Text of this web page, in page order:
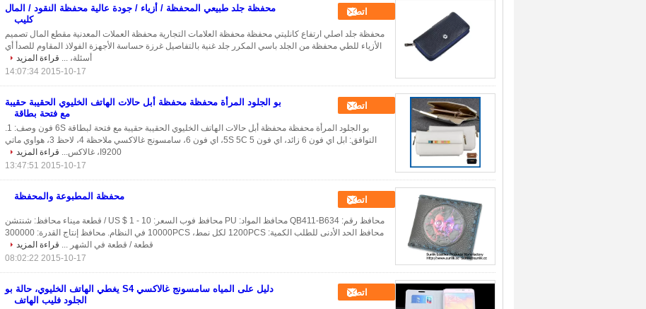
محفظة جلد طبيعي المحفظة / أزياء / جودة عالية محفظة النقود / المال
كليب
اتصل
محفظة جلد اصلي ارتفاع كانليتي محفظة محفظة العلامات التجارية محفظة العملات المعدنية مقطع المال تصميم
الأزياء للطي محفظة من الجلد باسي المكرر جلد غنية بالتفاصيل غرزة حساسة الأجهزة الفولاذ المقاوم للصدأ أي
أسئلة، ... قراءة المزيد
2015-10-17 14:07:34
بو الجلود المرأة محفظة محفظة أبل حالات الهاتف الخليوي الحقيبة حقيبة
مع فتحة بطاقة
اتصل
بو الجلود المرأة محفظة محفظة أبل حالات الهاتف الخليوي الحقيبة حقيبة مع فتحة لبطاقة 6S فون وصف: 1.
التوافق: ابل اي فون 6 زائد، اي فون 5 5S 5C، اي فون 6، سامسونج غالاكسي ملاحظة 4، لاحظ 3، هواوي ماتي
I9200، غالاكس...
قراءة المزيد
2015-10-17 13:47:51
محفظة المطبوعة والمحفظة اتصل
محافظ رقم: QB411-B634 محافظ المواد: PU محافظ فوب السعر: US $ 1 - 10 / قطعة ميناء محافظ: شنتشن
محافظ الحد الأدنى للطلب الكمية: 1200PCS لكل نمط، 10000PCS في النظام. محافظ إنتاج القدرة: 300000
قطعة / قطعة في الشهر ... قراءة المزيد
2015-10-17 08:02:22
دليل على المياه سامسونج غالاكسي S4 يغطي الهاتف الخليوي، حالة بو
الجلود فليب الهاتف
اتصل